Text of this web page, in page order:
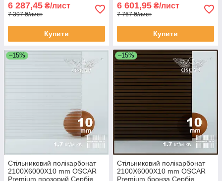
6 287,45 ₴/лист
7 397 ₴/лист
Купити
6 601,95 ₴/лист
7 767 ₴/лист
Купити
–15%
Стільниковий полікарбонат
2100Х6000Х10 mm OSCAR
Premium прозорий Сербія
–15%
Стільниковий полікарбонат
2100Х6000Х10 mm OSCAR
Premium бронза Сербія